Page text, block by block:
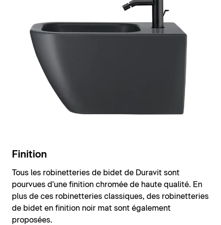
Finition
Tous les robinetteries de bidet de Duravit sont
pourvues d'une finition chromée de haute qualité. En
plus de ces robinetteries classiques, des robinetteries
de bidet en finition noir mat sont également
proposées.